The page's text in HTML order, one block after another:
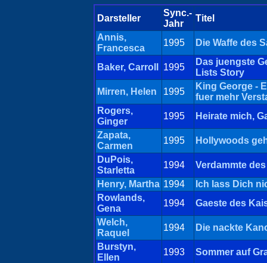
Darsteller
Sync.-
Jahr
Titel
Annis,
Francesca
1995 Die Waffe des
Baker, Carroll 1995
Das juengste
Lists Story
Mirren, Helen
1995
King George -
fuer mehr
Rogers,
Ginger
1995
Heirate mich,
Zapata,
Carmen
1995
Hollywoods
DuPois,
Starletta
1994
Verdammte
Henry, Martha 1994
Ich lass Dich
Rowlands,
Gena
1994
Gaeste des
Welch,
Raquel
1994
Die nackte
Burstyn,
Ellen
1993
Sommer auf